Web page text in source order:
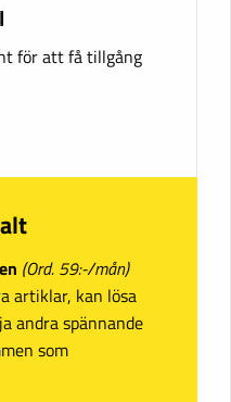
för att få tillgång
(Ord. 59:-/mån)
artiklar, kan lösa
andra spännande
som